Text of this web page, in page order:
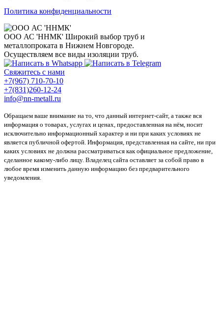
Политика конфиденциальности
ООО АС 'ННМК' Широкий выбор труб и
металлопроката в Нижнем Новгороде.
Осуществляем все виды изоляции труб.
Свяжитесь с нами
+7(967) 710-70-10
+7(831)260-12-24
info@nn-metall.ru
Обращаем ваше внимание на то, что данный интернет-сайт, а также вся
информация о товарах, услугах и ценах, предоставленная на нём, носит
исключительно информационный характер и ни при каких условиях не
является публичной офертой. Информация, представленная на сайте, ни при
каких условиях не должна рассматриваться как официальное предложение,
сделанное какому-либо лицу. Владелец сайта оставляет за собой право в
любое время изменить данную информацию без предварительного
уведомления.